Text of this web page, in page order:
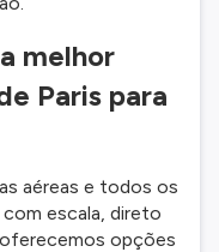
melhor
Paris para
aéreas e todos os
escala, direto
opções